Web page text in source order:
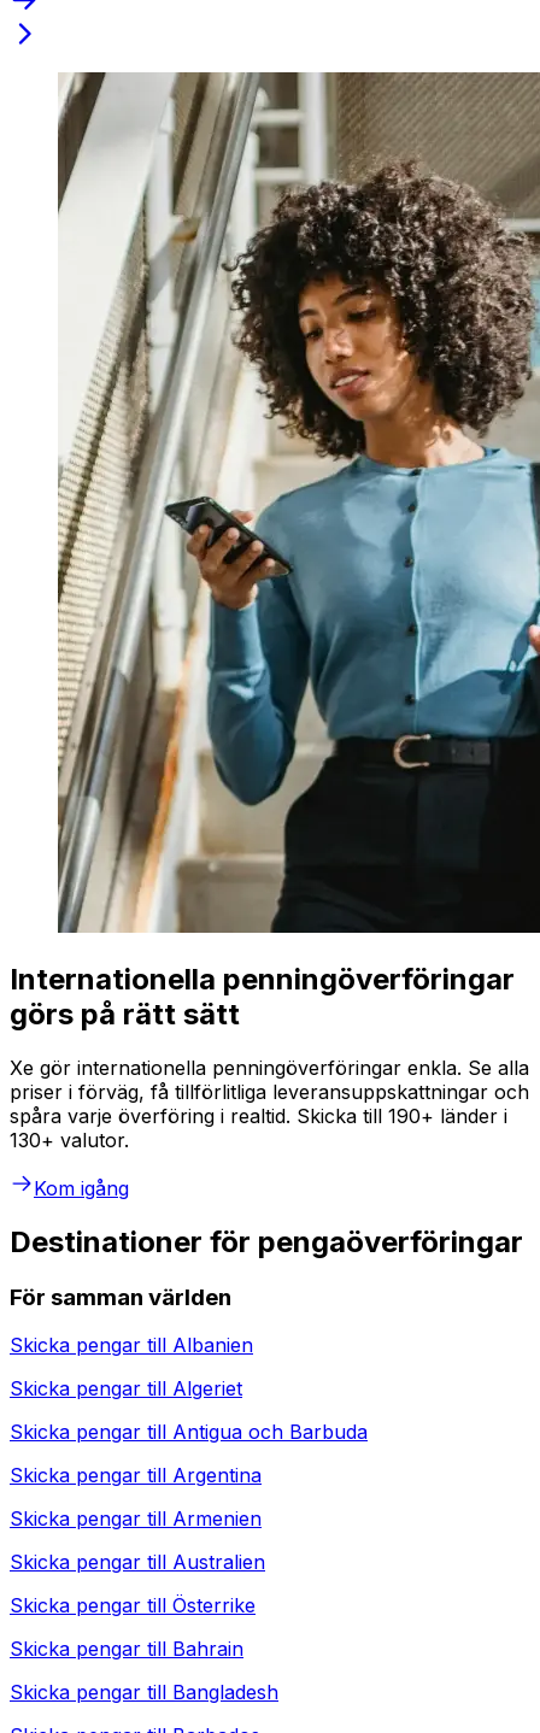
Internationella penningöverföringar
görs på rätt sätt
Xe gör internationella penningöverföringar enkla. Se alla
priser i förväg, få tillförlitliga leveransuppskattningar och
spåra varje överföring i realtid. Skicka till 190+ länder i
130+ valutor.
Kom igång
Destinationer för pengaöverföringar
För samman världen
Skicka pengar till Albanien
Skicka pengar till Algeriet
Skicka pengar till Antigua och Barbuda
Skicka pengar till Argentina
Skicka pengar till Armenien
Skicka pengar till Australien
Skicka pengar till Österrike
Skicka pengar till Bahrain
Skicka pengar till Bangladesh